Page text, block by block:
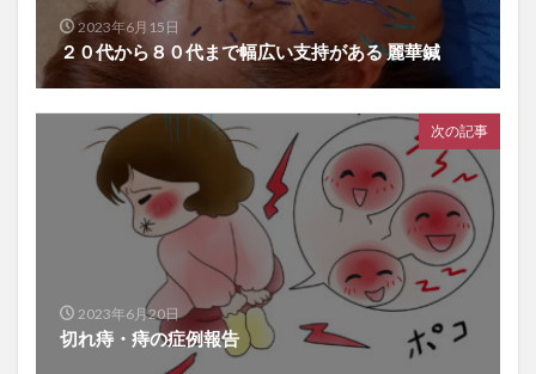
2023年6月15日
２０代から８０代まで幅広い支持がある 麗華鍼
次の記事
2023年6月20日
切れ痔・痔の症例報告